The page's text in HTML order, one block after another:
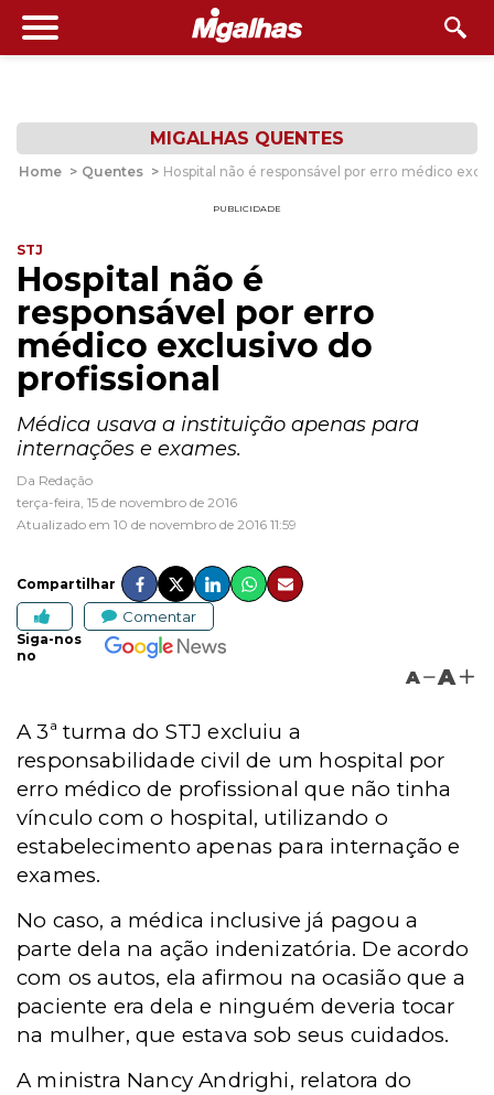
MIGALHAS QUENTES
Home > Quentes > Hospital não é responsável por erro médico
PUBLICIDADE
STJ
Hospital não é
responsável por erro
médico exclusivo do
profissional
Médica usava a instituição apenas para
internações e exames.
Da Redação
terça-feira, 15 de novembro de 2016
Atualizado em 10 de novembro de 2016 11:59
Compartilhar
Comentar
Siga-nos
no
A A
A 3ª turma do STJ excluiu a
responsabilidade civil de um hospital por
erro médico de profissional que não tinha
vínculo com o hospital, utilizando o
estabelecimento apenas para internação e
exames.
No caso, a médica inclusive já pagou a
parte dela na ação indenizatória. De acordo
com os autos, ela afirmou na ocasião que a
paciente era dela e ninguém deveria tocar
na mulher, que estava sob seus cuidados.
A ministra Nancy Andrighi, relatora do